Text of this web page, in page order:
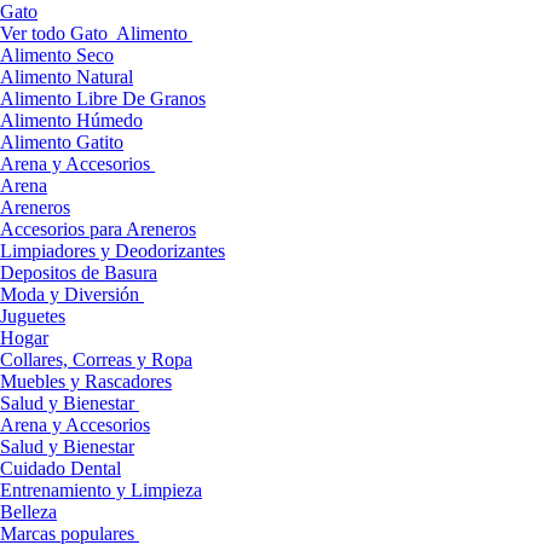
Gato
Ver todo Gato Alimento
Alimento Seco
Alimento Natural
Alimento Libre De Granos
Alimento Húmedo
Alimento Gatito
Arena y Accesorios
Arena
Areneros
Accesorios para Areneros
Limpiadores y Deodorizantes
Depositos de Basura
Moda y Diversión
Juguetes
Hogar
Collares, Correas y Ropa
Muebles y Rascadores
Salud y Bienestar
Arena y Accesorios
Salud y Bienestar
Cuidado Dental
Entrenamiento y Limpieza
Belleza
Marcas populares